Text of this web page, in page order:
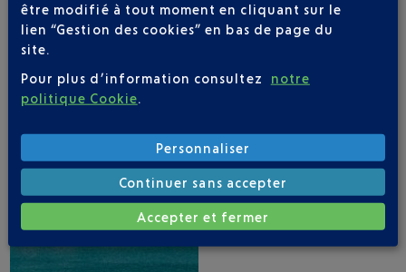
1 DESTINATIONS AVEC GULF AIR AU DÉPART
être modifié à tout moment en cliquant sur le
lien “Gestion des cookies” en bas de page du
site.
Pour plus d’information consultez
notre
politique Cookie.
Personnaliser
Continuer sans accepter
Accepter et fermer